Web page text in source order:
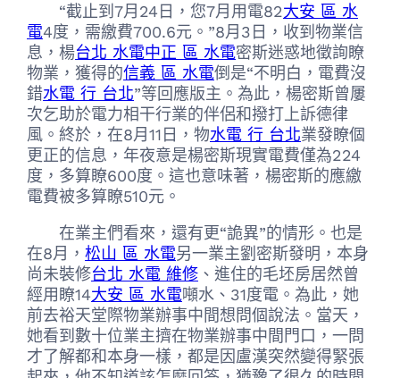
“截止到7月24日，您7月用電82大安 區 水
電4度，需繳費700.6元。”8月3日，收到物業信
息，楊台北 水電中正 區 水電密斯迷惑地徵詢瞭
物業，獲得的信義 區 水電倒是“不明白，電費沒
錯水電 行 台北”等回應版主。為此，楊密斯曾屢
次乞助於電力相干行業的伴侶和撥打上訴德律
風。終於，在8月11日，物水電 行 台北業發瞭個
更正的信息，年夜意是楊密斯現實電費僅為224
度，多算瞭600度。這也意味著，楊密斯的應繳
電費被多算瞭510元。
在業主們看來，還有更“詭異”的情形。也是
在8月， 松山 區 水電另一業主劉密斯發明，本身
尚未裝修台北 水電 維修 、進住的毛坯房居然曾
經用瞭14大安 區 水電噸水、31度電。為此，她
前去裕天堂際物業辦事中間想問個說法。當天，
她看到數十位業主擠在物業辦事中間門口，一問
才了解都和本身一樣，都是因盧漢突然變得緊張